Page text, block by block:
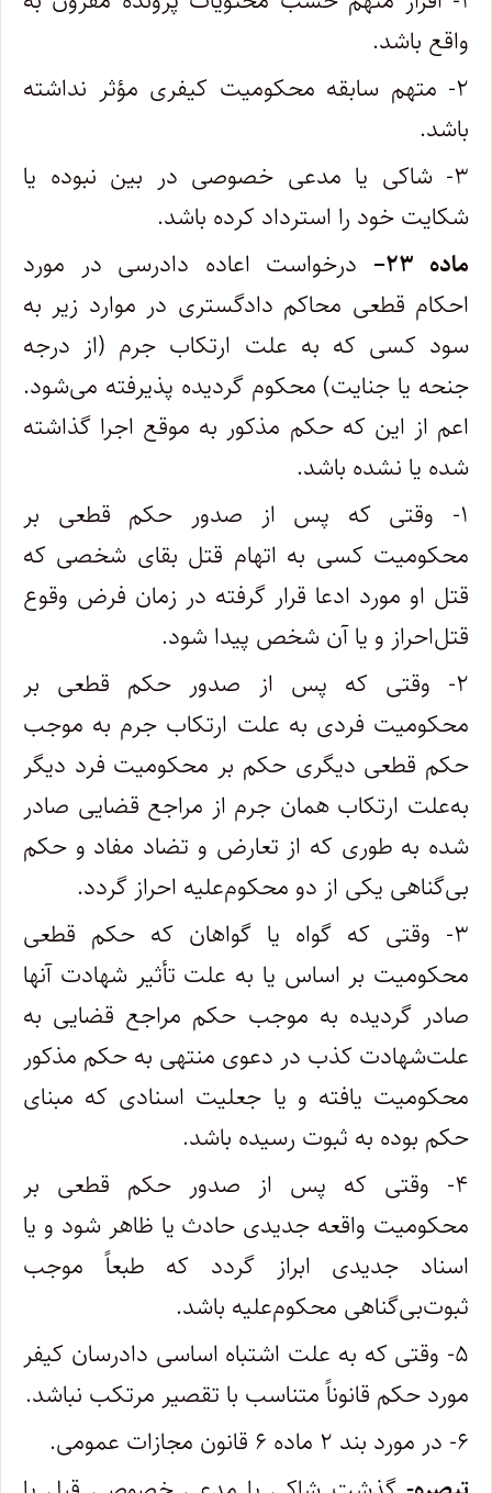
واقع باشد.
۲- متهم سابقه محکومیت کیفری مؤثر نداشته
باشد.
۳- شاکی یا مدعی خصوصی در بین نبوده یا
شکایت خود را استرداد کرده باشد.
ماده ۲۳– درخواست اعاده دادرسی در مورد
احکام قطعی محاکم دادگستری در موارد زیر به
سود کسی که به علت ارتکاب جرم (از درجه
جنحه یا جنایت) محکوم گردیده پذیرفته می‌شود.
اعم از این که حکم مذکور به موقع اجرا گذاشته
شده یا نشده باشد.
۱- وقتی که پس از صدور حکم قطعی بر
محکومیت کسی به اتهام قتل بقای شخصی که
قتل او مورد ادعا قرار گرفته در زمان فرض وقوع
قتل‌احراز و یا آن شخص پیدا شود.
۲- وقتی که پس از صدور حکم قطعی بر
محکومیت فردی به علت ارتکاب جرم به موجب
حکم قطعی دیگری حکم بر محکومیت فرد دیگر
به‌علت ارتکاب همان جرم از مراجع قضایی صادر
شده به طوری که از تعارض و تضاد مفاد و حکم
بی‌گناهی یکی از دو محکوم‌علیه احراز گردد.
۳- وقتی که گواه یا گواهان که حکم قطعی
محکومیت بر اساس یا به علت تأثیر شهادت آنها
صادر گردیده به موجب حکم مراجع قضایی به
علت‌شهادت کذب در دعوی منتهی به حکم مذکور
محکومیت یافته و یا جعلیت اسنادی که مبنای
حکم بوده به ثبوت رسیده باشد.
۴- وقتی که پس از صدور حکم قطعی بر
محکومیت واقعه جدیدی حادث یا ظاهر شود و یا
اسناد جدیدی ابراز گردد که طبعاً موجب
ثبوت‌بی‌گناهی محکوم‌علیه باشد.
۵- وقتی که به علت اشتباه اساسی دادرسان کیفر
مورد حکم قانوناً متناسب با تقصیر مرتکب نباشد.
۶- در مورد بند ۲ ماده ۶ قانون مجازات عمومی
.